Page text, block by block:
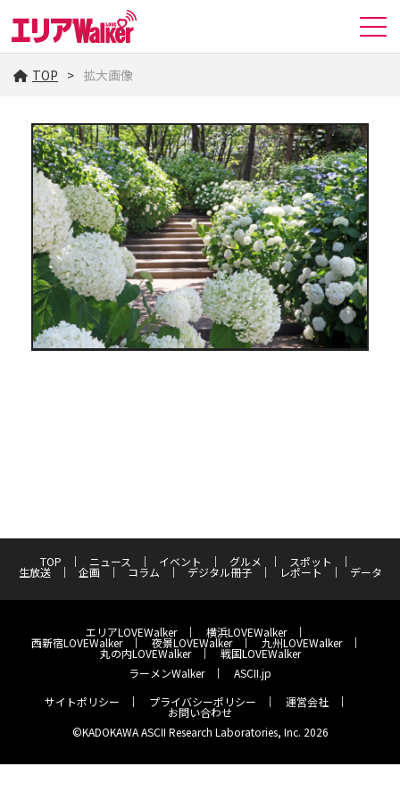
TOP 拡大画像
TOP ニュース イベント グルメ スポット
生放送 企画 コラム デジタル冊子 レポート データ
エリアLOVEWalker 横浜LOVEWalker
西新宿LOVEWalker 夜景LOVEWalker 九州LOVEWalker
丸の内LOVEWalker
戦国LOVEWalker
ラーメンWalker
ASCII.jp
サイトポリシー
プライバシーポリシー 運営会社
お問い合わせ
©KADOKAWA ASCII Research Laboratories, Inc. 2026